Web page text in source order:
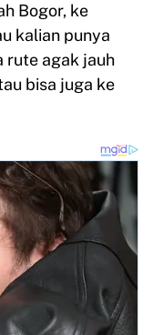
Bogor, ke
kalian punya
rute agak jauh
bisa juga ke